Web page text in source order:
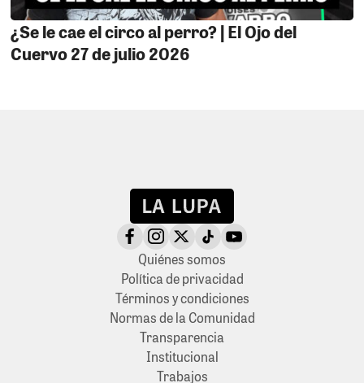
¿Se le cae el circo al perro? | El Ojo del
Cuervo 27 de julio 2026
Quiénes somos
Política de privacidad
Términos y condiciones
Normas de la Comunidad
Transparencia
Institucional
Trabajos